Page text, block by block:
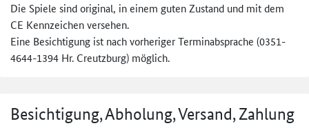
Die Spiele sind original, in einem guten Zustand und mit dem
CE Kennzeichen versehen.
Eine Besichtigung ist nach vorheriger Terminabsprache (0351-
4644-1394 Hr. Creutzburg) möglich.
Besichtigung, Abholung, Versand, Zahlung